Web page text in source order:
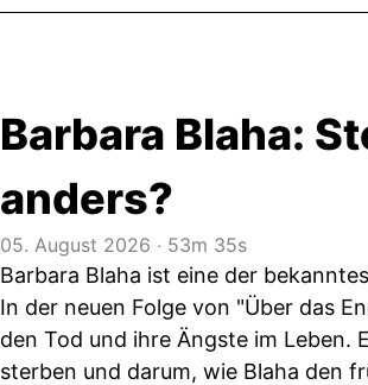
Barbara Blaha:
anders?
05. August 2026 ‧ 53m 35s
Barbara Blaha ist eine der
In der neuen Folge von "Über das
den Tod und ihre Ängste im Leben.
sterben und darum, wie Blaha den